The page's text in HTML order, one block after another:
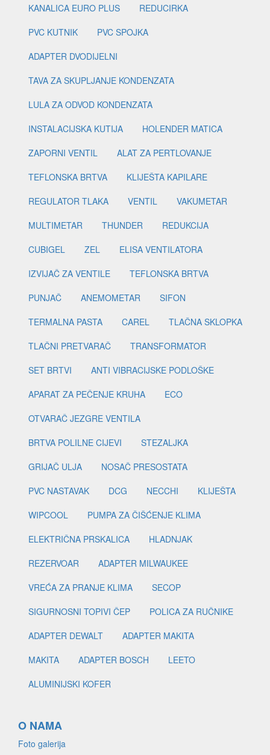
KANALICA EURO PLUS
REDUCIRKA
PVC KUTNIK
PVC SPOJKA
ADAPTER DVODIJELNI
TAVA ZA SKUPLJANJE KONDENZATA
LULA ZA ODVOD KONDENZATA
INSTALACIJSKA KUTIJA
HOLENDER MATICA
ZAPORNI VENTIL
ALAT ZA PERTLOVANJE
TEFLONSKA BRTVA
KLIJEŠTA KAPILARE
REGULATOR TLAKA
VENTIL
VAKUMETAR
MULTIMETAR
THUNDER
REDUKCIJA
CUBIGEL
ZEL
ELISA VENTILATORA
IZVIJAČ ZA VENTILE
TEFLONSKA BRTVA
PUNJAČ
ANEMOMETAR
SIFON
TERMALNA PASTA
CAREL
TLAČNA SKLOPKA
TLAČNI PRETVARAČ
TRANSFORMATOR
SET BRTVI
ANTI VIBRACIJSKE PODLOŠKE
APARAT ZA PEČENJE KRUHA
ECO
OTVARAČ JEZGRE VENTILA
BRTVA POLILNE CIJEVI
STEZALJKA
GRIJAČ ULJA
NOSAČ PRESOSTATA
PVC NASTAVAK
DCG NECCHI
KLIJEŠTA
WIPCOOL
PUMPA ZA ČIŠĆENJE KLIMA
ELEKTRIČNA PRSKALICA
HLADNJAK
REZERVOAR
ADAPTER MILWAUKEE
VREĆA ZA PRANJE KLIMA
SECOP
SIGURNOSNI TOPIVI ČEP
POLICA ZA RUČNIKE
ADAPTER DEWALT
ADAPTER MAKITA
MAKITA
ADAPTER BOSCH
LEETO
ALUMINIJSKI KOFER
O NAMA
Foto galerija